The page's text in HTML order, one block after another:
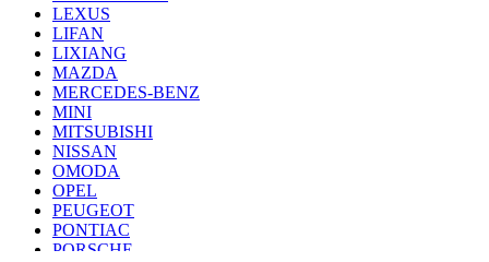
LEXUS
LIFAN
LIXIANG
MAZDA
MERCEDES-BENZ
MINI
MITSUBISHI
NISSAN
OMODA
OPEL
PEUGEOT
PONTIAC
PORSCHE